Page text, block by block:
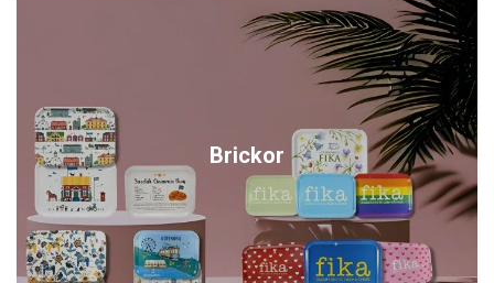
Brickor